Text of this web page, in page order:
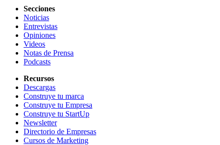
Secciones
Noticias
Entrevistas
Opiniones
Videos
Notas de Prensa
Podcasts
Recursos
Descargas
Construye tu marca
Construye tu Empresa
Construye tu StartUp
Newsletter
Directorio de Empresas
Cursos de Marketing